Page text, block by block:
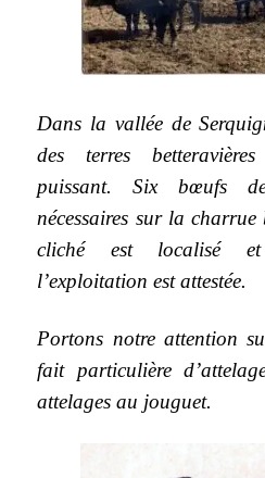
Dans la vallée de
des terres
puissant. Six bœufs
nécessaires sur la
cliché est localisé et
l’exploitation est attestée.
Portons notre attention
fait particulière
attelages au jouguet.